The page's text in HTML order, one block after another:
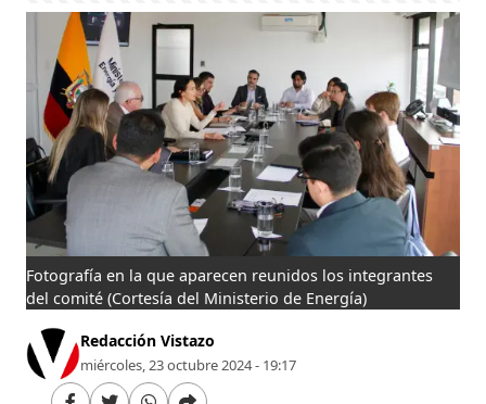
Fotografía en la que aparecen reunidos los integrantes
del comité (Cortesía del Ministerio de Energía)
Redacción Vistazo
miércoles, 23 octubre 2024 - 19:17